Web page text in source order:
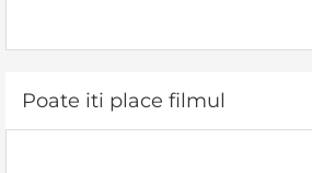
Poate iti place filmul